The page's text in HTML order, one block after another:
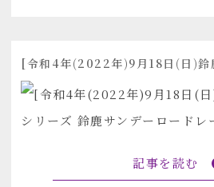
記事を読む